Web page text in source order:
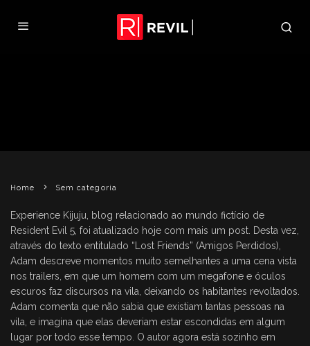
Home
Sem categoria
Experience Kijuju, blog relacionado ao mundo fictício de
Resident Evil 5, foi atualizado hoje com mais um post. Desta vez,
através do texto entitulado “Lost Friends” (Amigos Perdidos),
Adam descreve momentos muito semelhantes a uma cena vista
nos trailers, em que um homem com um megafone e óculos
escuros faz discursos na vila, deixando os habitantes revoltados.
Adam comenta que não sabia que existiam tantas pessoas na
vila, e imagina que elas deveriam estar escondidas em algum
lugar por todo esse tempo. O autor agora está sozinho em